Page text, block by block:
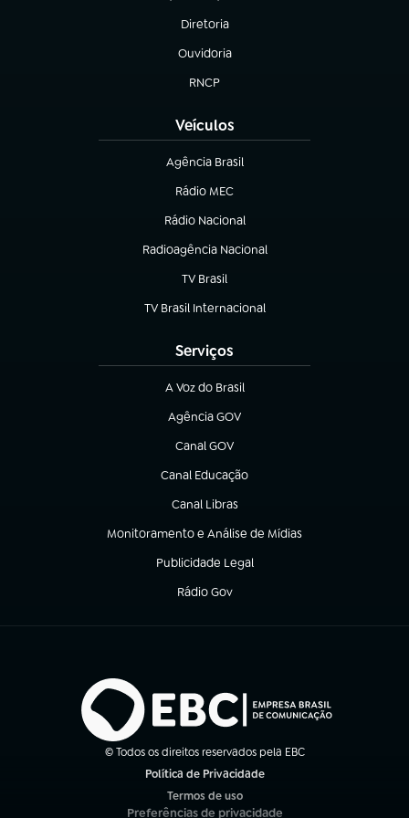
Diretoria
(abre em nova aba)
Ouvidoria
(abre em nova aba)
RNCP
(abre em nova aba)
Veículos
Agência Brasil
(abre em nova aba)
Rádio MEC
(abre em nova aba)
Rádio Nacional
Radioagência Nacional
(abre em nova aba)
TV Brasil
(abre em nova aba)
TV Brasil Internacional
(abre em nova aba)
Serviços
A Voz do Brasil
(abre em nova aba)
Agência GOV
(abre em nova aba)
Canal GOV
(abre em nova aba)
Canal Educação
(abre em nova aba)
Canal Libras
(abre em nova aba)
Monitoramento e Análise de Mídias
(abre em nova aba)
Publicidade Legal
(abre em nova aba)
Rádio Gov
(abre em nova aba)
© Todos os direitos reservados pela EBC
Política de Privacidade
Termos de uso
(abre em nova aba)
Preferências de privacidade